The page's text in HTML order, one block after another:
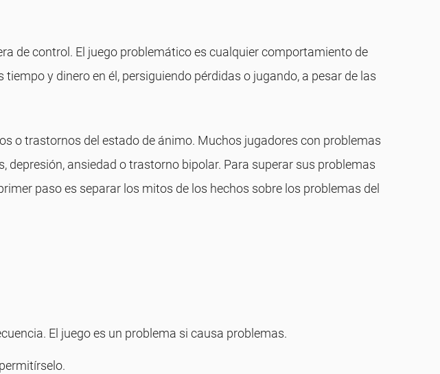
de control. El juego problemático es cualquier comportamiento de
y dinero en él, persiguiendo pérdidas o jugando, a pesar de las
o trastornos del estado de ánimo. Muchos jugadores con problemas
ansiedad o trastorno bipolar. Para superar sus problemas
paso es separar los mitos de los hechos sobre los problemas del
El juego es un problema si causa problemas.